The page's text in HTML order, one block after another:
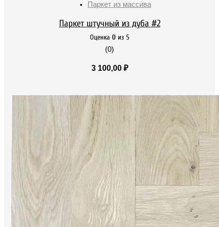
Паркет из массива
Паркет штучный из дуба #2
Оценка 0 из 5
(0)
3 100,00 ₽